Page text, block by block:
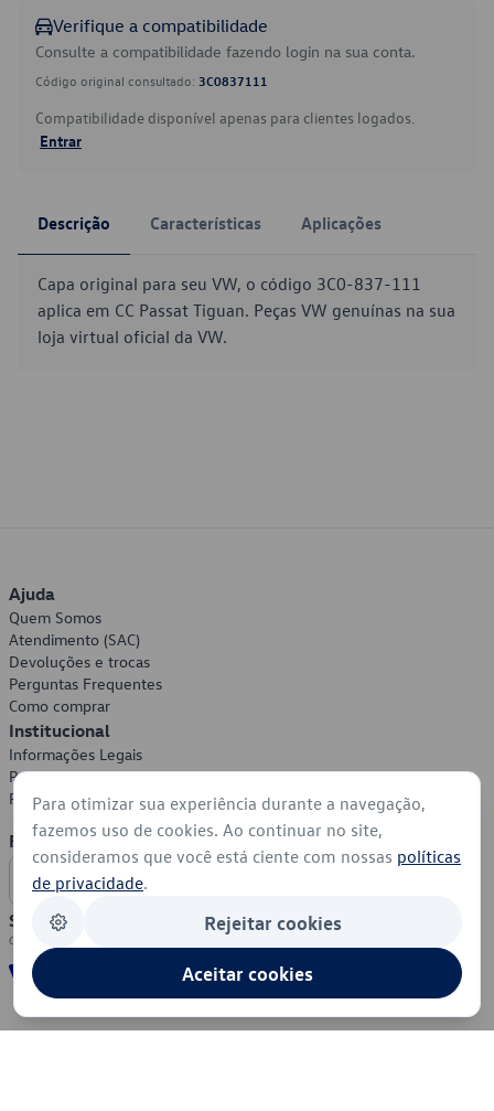
Verifique a compatibilidade
Consulte a compatibilidade fazendo login na sua conta.
Código original consultado: 3C0837111
Compatibilidade disponível apenas para clientes logados.
Entrar
Descrição Características Aplicações
Capa original para seu VW, o código 3C0-837-111
aplica em CC Passat Tiguan. Peças VW genuínas na sua
loja virtual oficial da VW.
Ajuda
Quem Somos
Atendimento (SAC)
Devoluções e trocas
Perguntas Frequentes
Como comprar
Institucional
Informações Legais
Política de Privacidade
Política de Cookies
Formas de Pagamento
Segurança
Para otimizar sua experiência durante a navegação,
fazemos uso de cookies. Ao continuar no site,
consideramos que você está ciente com nossas políticas
de privacidade.
Rejeitar cookies
Aceitar cookies